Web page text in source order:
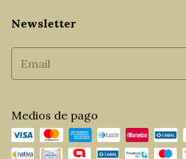
Newsletter
Medios de pago